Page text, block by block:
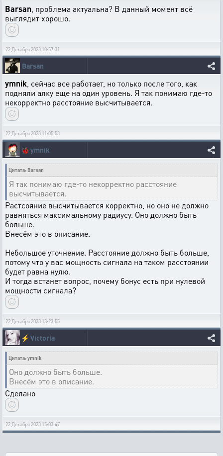
Barsan , проблема актуальна? В данный момент всё
выглядит хорошо.
22 Декабря 2023 10:57:31
Barsan
ymnik , сейчас все работает, но только после того, как
подняли алку еще на один уровень. Я так понимаю где-то
некорректно расстояние высчитывается.
22 Декабря 2023 11:05:53
🐞 ymnik
Цитата: Barsan
Я так понимаю где-то некорректно расстояние
высчитывается.
Растсояние высчитывается корректно, но оно не должно
равняться максимальному радиусу. Оно должно быть
больше.
Внесём это в описание.
Небольшое уточнение. Расстояние должно быть больше,
потому что у вас мощность сигнала на таком расстоянии
будет равна нулю.
И тогда встанет вопрос, почему бонус есть при нулевой
мощности сигнала?
22 Декабря 2023 13:23:55
⚡ Victoria
Цитата: ymnik
Оно должно быть больше.
Внесём это в описание.
Сделано
22 Декабря 2023 15:03:47